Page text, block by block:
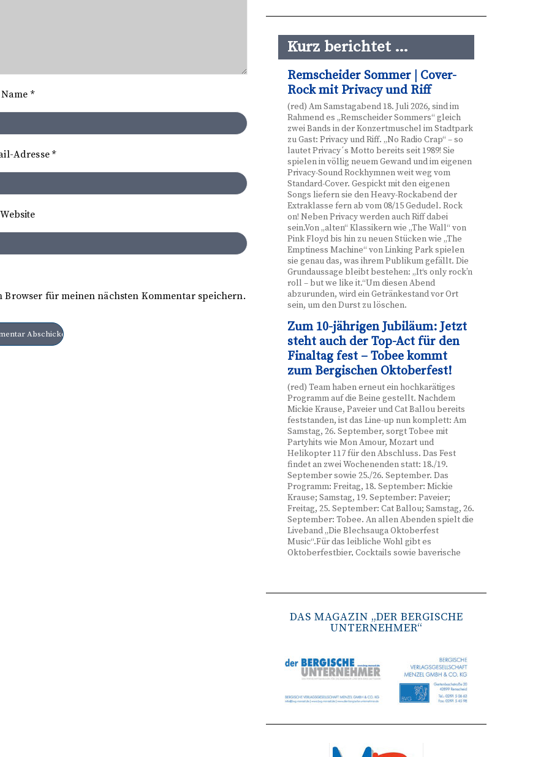
Name *
Adresse*
Website
Browser für meinen nächsten Kommentar speichern.
Kurz berichtet …
Remscheider Sommer | Cover-
Rock mit Privacy und Riff
(red) Am Samstagabend 18. Juli 2026, sind im
Rahmend es „Remscheider Sommers“ gleich
zwei Bands in der Konzertmuschel im Stadtpark
zu Gast: Privacy und Riff. „No Radio Crap“ – so
lautet Privacy´s Motto bereits seit 1989! Sie
spielen in völlig neuem Gewand und im eigenen
Privacy-Sound Rockhymnen weit weg vom
Standard-Cover. Gespickt mit den eigenen
Songs liefern sie den Heavy-Rockabend der
Extraklasse fern ab vom 08/15 Gedudel. Rock
on! Neben Privacy werden auch Riff dabei
sein.Von „alten“ Klassikern wie „The Wall“ von
Pink Floyd bis hin zu neuen Stücken wie „The
Emptiness Machine“ von Linking Park spielen
sie genau das, was ihrem Publikum gefällt. Die
Grundaussage bleibt bestehen: „It‘s only rock’n
roll – but we like it.“Um diesen Abend
abzurunden, wird ein Getränkestand vor Ort
sein, um den Durst zu löschen.
Zum 10-jährigen Jubiläum: Jetzt
steht auch der Top-Act für den
Finaltag fest – Tobee kommt
zum Bergischen Oktoberfest!
(red) Team haben erneut ein hochkarätiges
Programm auf die Beine gestellt. Nachdem
Mickie Krause, Paveier und Cat Ballou bereits
feststanden, ist das Line-up nun komplett: Am
Samstag, 26. September, sorgt Tobee mit
Partyhits wie Mon Amour, Mozart und
Helikopter 117 für den Abschluss. Das Fest
findet an zwei Wochenenden statt: 18./19.
September sowie 25./26. September. Das
Programm: Freitag, 18. September: Mickie
Krause; Samstag, 19. September: Paveier;
Freitag, 25. September: Cat Ballou; Samstag, 26.
September: Tobee. An allen Abenden spielt die
Liveband „Die Blechsauga Oktoberfest
Music“.Für das leibliche Wohl gibt es
Oktoberfestbier, Cocktails sowie bayerische
www.bergisches-oktoberfest.de sowie über die
Remscheid stärkt Krisenvorsorge
Remscheid trainieren Krisenstabsarbeit am
Institut der Feuerwehr NRW in Münster.
Wie funktioniert die Zusammenarbeit im
Krisenfall? Welche Entscheidungen müssen
unter Zeitdruck getroffen werden? Und wie
bestmöglich geschützt werden? Mit diesen und
Mitarbeitende der Stadt Remscheid Ende Juni in
DAS MAGAZIN „DER BERGISCHE
UNTERNEHMER“